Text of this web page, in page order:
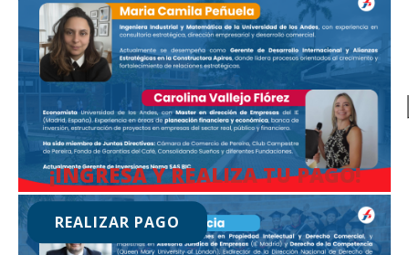
¡INGRESA Y REALIZA TU PAGO!
REALIZAR PAGO